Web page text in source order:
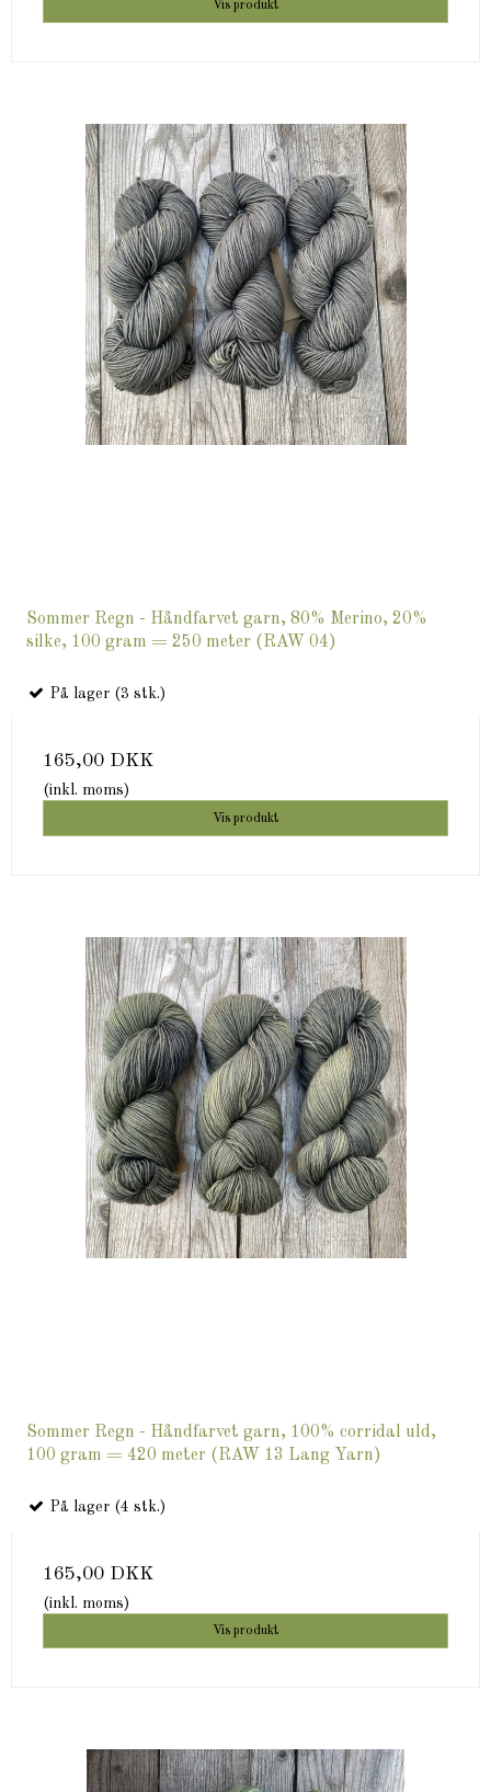
Vis produkt
Sommer Regn - Håndfarvet garn, 80% Merino, 20%
silke, 100 gram = 250 meter (RAW 04)
På lager (3 stk.)
165,00 DKK
(inkl. moms)
Vis produkt
Sommer Regn - Håndfarvet garn, 100% corridal uld,
100 gram = 420 meter (RAW 13 Lang Yarn)
På lager (4 stk.)
165,00 DKK
(inkl. moms)
Vis produkt